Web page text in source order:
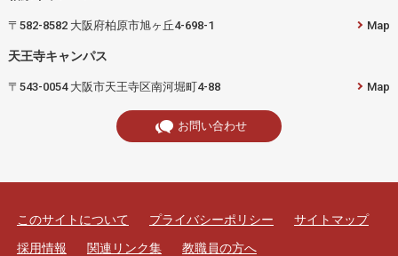
〒582-8582 大阪府柏原市旭ヶ丘4-698-1 Map
天王寺キャンパス
〒543-0054 大阪市天王寺区南河堀町4-88 Map
お問い合わせ
このサイトについて プライバシーポリシー
サイトマップ
採用情報
関連リンク集 教職員の方へ